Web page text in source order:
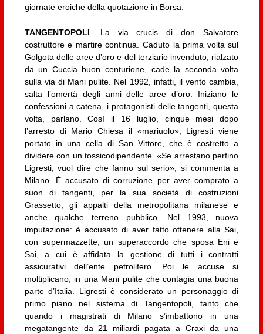
giornate eroiche della quotazione in Borsa.
TANGENTOPOLI . La via crucis di don Salvatore
costruttore e martire continua. Caduto la prima volta sul
Golgota delle aree d’oro e del terziario invenduto, rialzato
da un Cuccia buon centurione, cade la seconda volta
sulla via di Mani pulite. Nel 1992, infatti, il vento cambia,
salta l’omertà degli anni delle aree d’oro. Iniziano le
confessioni a catena, i protagonisti delle tangenti, questa
volta, parlano. Così il 16 luglio, cinque mesi dopo
l’arresto di Mario Chiesa il «mariuolo», Ligresti viene
portato in una cella di San Vittore, che è costretto a
dividere con un tossicodipendente. «Se arrestano perfino
Ligresti, vuol dire che fanno sul serio», si commenta a
Milano. È accusato di corruzione per aver comprato a
suon di tangenti, per la sua società di costruzioni
Grassetto, gli appalti della metropolitana milanese e
anche qualche terreno pubblico. Nel 1993, nuova
imputazione: è accusato di aver fatto ottenere alla Sai,
con supermazzette, un superaccordo che sposa Eni e
Sai, a cui è affidata la gestione di tutti i contratti
assicurativi dell’ente petrolifero. Poi le accuse si
moltiplicano, in una Mani pulite che contagia una buona
parte d’Italia. Ligresti è considerato un personaggio di
primo piano nel sistema di Tangentopoli, tanto che
quando i magistrati di Milano s’imbattono in una
megatangente da 21 miliardi pagata a Craxi da una